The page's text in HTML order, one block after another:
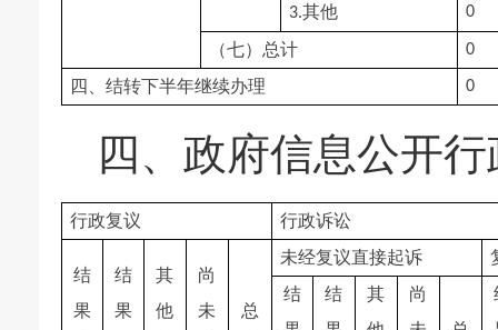
3.其他 0
（七）总计 0
四、结转下半年继续办理 0
四、政府信息公开
行政复议 行政诉讼
结
果
结
果
其
他
尚
未
总
未经复议直接起诉
结
结
其
尚